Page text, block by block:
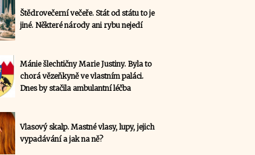
Štědrovečerní večeře. Stát od státu to je
jiné. Některé národy ani rybu nejedí
Mánie šlechtičny Marie Justiny. Byla to
chorá vězeňkyně ve vlastním paláci.
Dnes by stačila ambulantní léčba
Vlasový skalp. Mastné vlasy, lupy, jejich
vypadávání a jak na ně?